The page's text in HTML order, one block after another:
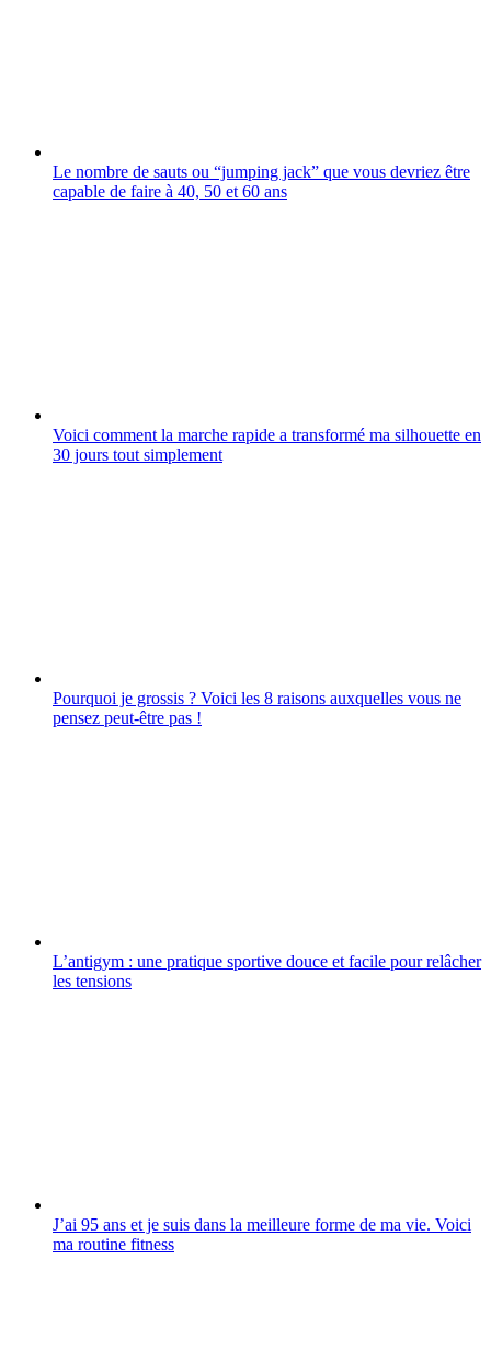
Le nombre de sauts ou “jumping jack” que vous devriez être
capable de faire à 40, 50 et 60 ans
Voici comment la marche rapide a transformé ma silhouette en
30 jours tout simplement
Pourquoi je grossis ? Voici les 8 raisons auxquelles vous ne
pensez peut-être pas !
L’antigym : une pratique sportive douce et facile pour relâcher
les tensions
J’ai 95 ans et je suis dans la meilleure forme de ma vie. Voici
ma routine fitness